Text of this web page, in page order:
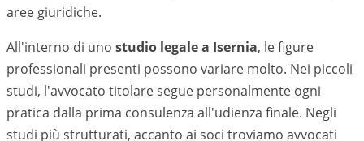
aree giuridiche.
All'interno di uno studio legale a Isernia, le figure
professionali presenti possono variare molto. Nei piccoli
studi, l'avvocato titolare segue personalmente ogni
pratica dalla prima consulenza all'udienza finale. Negli
studi più strutturati, accanto ai soci troviamo avvocati